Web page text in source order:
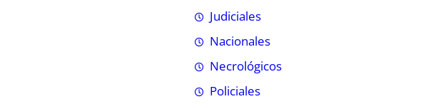
Judiciales
Nacionales
Necrológicos
Policiales